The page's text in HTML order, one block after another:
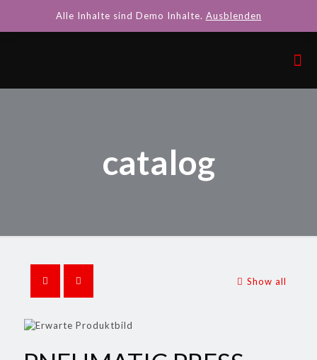
catalog
Show all
Alle Inhalte sind Demo Inhalte. Ausblenden